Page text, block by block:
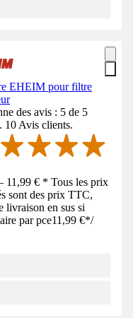
EHEIM pour filtre
des avis : 5 de 5
10 Avis clients.
€ * Tous les prix
sont des prix TTC,
livraison en sus si
par pce11,99 €*/